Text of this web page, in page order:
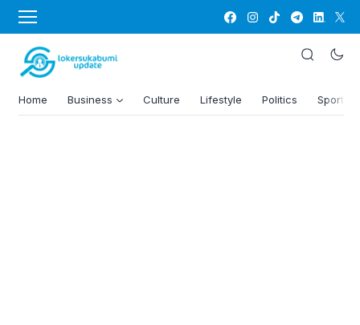
Home Business Culture Lifestyle Politics Sports